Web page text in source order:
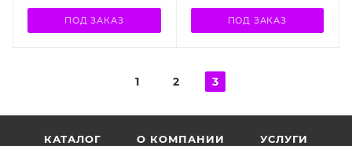
ПОД ЗАКАЗ ПОД ЗАКАЗ
1 2 3
КАТАЛОГ О КОМПАНИИ УСЛУГИ